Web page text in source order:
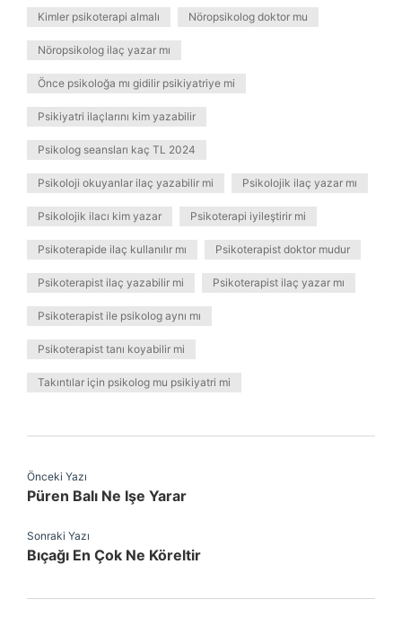
Kimler psikoterapi almalı Nöropsikolog doktor mu
Nöropsikolog ilaç yazar mı
Önce psikoloğa mı gidilir psikiyatriye mi
Psikiyatri ilaçlarını kim yazabilir
Psikolog seansları kaç TL 2024
Psikoloji okuyanlar ilaç yazabilir mi Psikolojik ilaç yazar mı
Psikolojik ilacı kim yazar Psikoterapi iyileştirir mi
Psikoterapide ilaç kullanılır mı Psikoterapist doktor mudur
Psikoterapist ilaç yazabilir mi Psikoterapist ilaç yazar mı
Psikoterapist ile psikolog aynı mı
Psikoterapist tanı koyabilir mi
Takıntılar için psikolog mu psikiyatri mi
Önceki Yazı
Püren Balı Ne Işe Yarar
Sonraki Yazı
Bıçağı En Çok Ne Köreltir